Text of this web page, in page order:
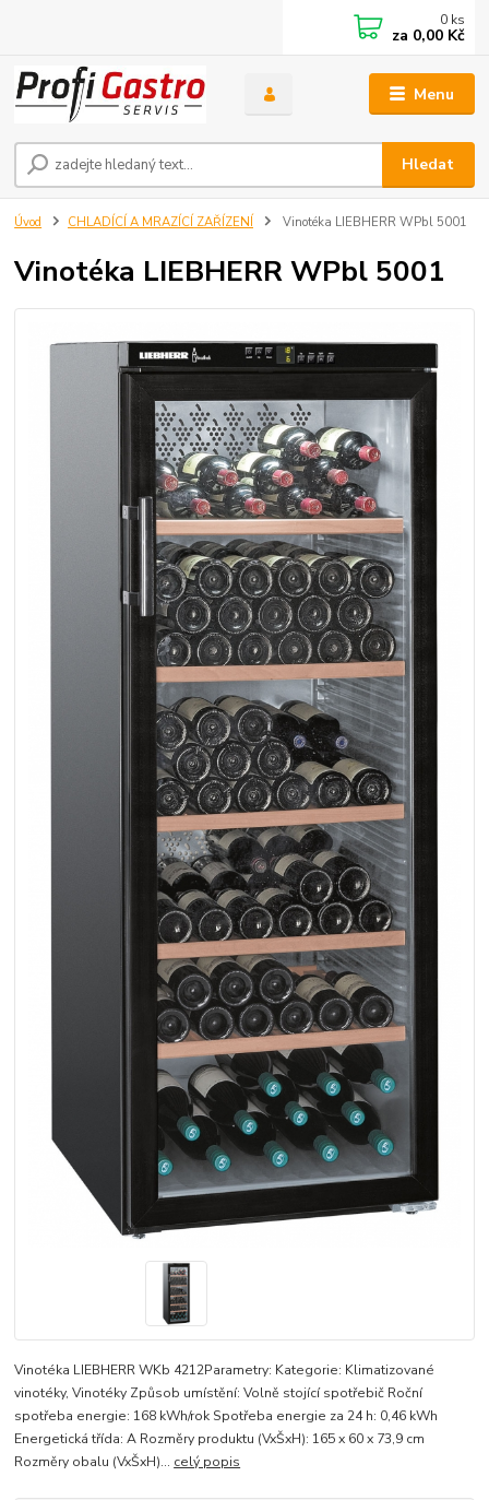
Menu
Hledat
0 ks
za 0,00 Kč
Úvod CHLADÍCÍ A MRAZÍCÍ ZAŘÍZENÍ Vinotéka LIEBHERR WPbl 5001
Vinotéka LIEBHERR WPbl 5001
Vinotéka LIEBHERR WKb 4212Parametry: Kategorie: Klimatizované
vinotéky, Vinotéky Způsob umístění: Volně stojící spotřebič Roční
spotřeba energie: 168 kWh/rok Spotřeba energie za 24 h: 0,46 kWh
Energetická třída: A Rozměry produktu (VxŠxH): 165 x 60 x 73,9 cm
Rozměry obalu (VxŠxH)... celý popis